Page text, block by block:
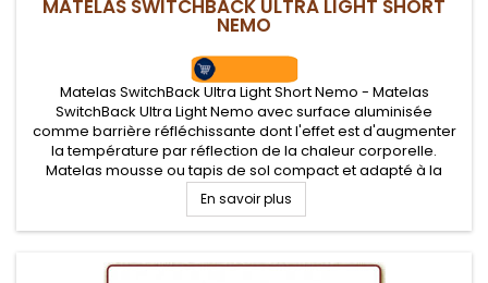
MATELAS SWITCHBACK ULTRA LIGHT SHORT
NEMO
Matelas SwitchBack Ultra Light Short Nemo - Matelas
SwitchBack Ultra Light Nemo avec surface aluminisée
comme barrière réfléchissante dont l'effet est d'augmenter
la température par réflection de la chaleur corporelle.
Matelas mousse ou tapis de sol compact et adapté à la
randonnée et bivouac léger
En savoir plus